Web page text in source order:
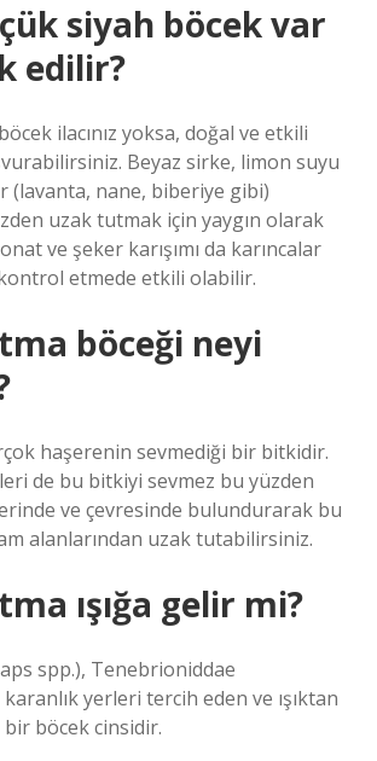
siyah böcek var
edilir?
ilacınız yoksa, doğal ve etkili
Beyaz sirke, limon suyu
(lavanta, nane, biberiye gibi)
uzak tutmak için yaygın olarak
ve şeker karışımı da karıncalar
etmede etkili olabilir.
böceği neyi
haşerenin sevmediği bir bitkidir.
de bu bitkiyi sevmez bu yüzden
ve çevresinde bulundurarak bu
alanlarından uzak tutabilirsiniz.
ışığa gelir mi?
spp.), Tenebrioniddae
yerleri tercih eden ve ışıktan
bir böcek cinsidir.